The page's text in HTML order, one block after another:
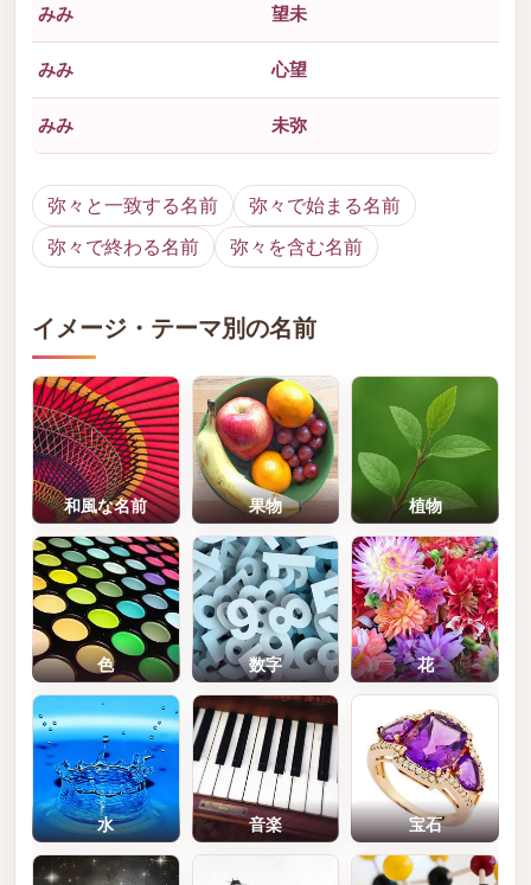
みみ 望未
みみ 心望
みみ 未弥
弥々と一致する名前
弥々で始まる名前
弥々で終わる名前
弥々を含む名前
イメージ・テーマ別の名前
和風な名前 果物 植物
色 数字 花
水 音楽 宝石